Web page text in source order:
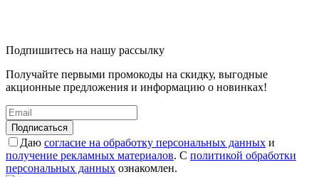
Подпишитесь на нашу рассылку
Получайте первыми промокоды на скидку, выгодные
акционные предложения и информацию о новинках!
Подписаться
Даю согласие на обработку персональных данных и
получение рекламных материалов. С политикой обработки
персональных данных ознакомлен.